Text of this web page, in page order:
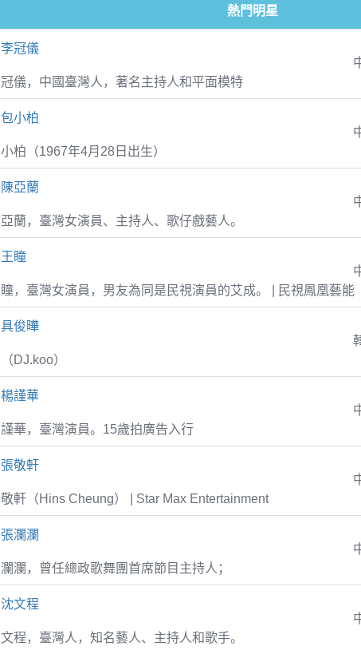
熱門明星
李冠儀
冠儀，中國臺灣人，著名主持人和平面模特
包小柏
小柏（1967年4月28日出生）
陳亞蘭
亞蘭，臺灣女演員、主持人、歌仔戲藝人。
王瞳
瞳，臺灣女演員，男友為同是民視演員的艾成。 | 民視鳳凰藝能
具俊曄
（DJ.koo）
楊謹華
謹華，臺灣演員。15歲拍廣告入行
張敬軒
敬軒（Hins Cheung） | Star Max Entertainment
張瀾瀾
瀾瀾，曾任總政歌舞團首席節目主持人；
沈文程
文程，臺灣人，知名藝人、主持人和歌手。